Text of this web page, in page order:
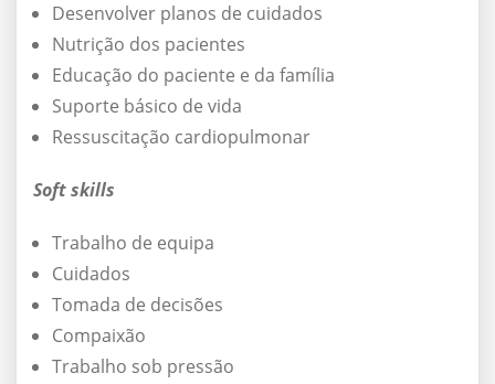
Desenvolver planos de cuidados
Nutrição dos pacientes
Educação do paciente e da família
Suporte básico de vida
Ressuscitação cardiopulmonar
Soft skills
Trabalho de equipa
Cuidados
Tomada de decisões
Compaixão
Trabalho sob pressão